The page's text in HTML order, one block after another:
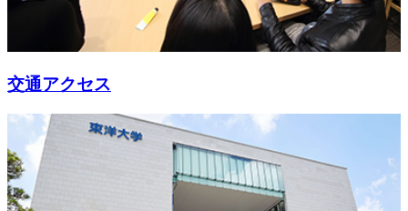
交通アクセス